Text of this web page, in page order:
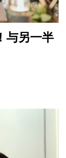
与另一半